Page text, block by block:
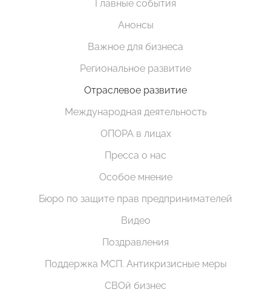
Главные события
Анонсы
Важное для бизнеса
Региональное развитие
Отраслевое развитие
Международная деятельность
ОПОРА в лицах
Пресса о нас
Особое мнение
Бюро по защите прав предпринимателей
Видео
Поздравления
Поддержка МСП. Антикризисные меры
СВОй бизнес